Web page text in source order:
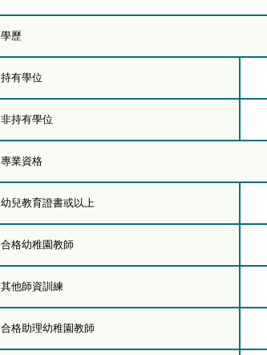
學歷
持有學位
非持有學位
專業資格
幼兒教育證書或以上
合格幼稚園教師
其他師資訓練
合格助理幼稚園教師